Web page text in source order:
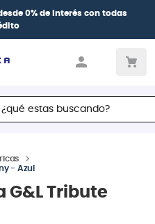
0% de interés con todas
buscando?
- Azul
Tribute